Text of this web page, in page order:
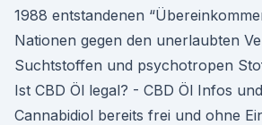
1988 entstandenen
Nationen gegen den unerlaubten
Suchtstoffen und psychotropen
Ist CBD Öl legal? - CBD Öl Infos
Cannabidiol bereits frei und ohne